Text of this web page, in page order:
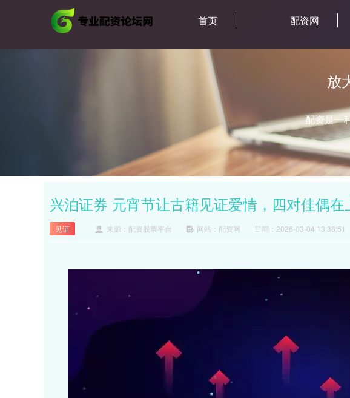
首页 配资网
放
配资是一
兴泊证券 元宵节让古籍见证爱情，四对佳偶
见证 来源：配资股票平台 网站：配资网 日期：2026-03-04 13:38:51